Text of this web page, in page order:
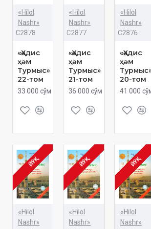
«Hilol
Nashr»
C2878
«Ҳәдис
ҳәм
Турмыс»
22-том
33 000 сўм
«Hilol
Nashr»
C2877
«Ҳәдис
ҳәм
Турмыс»
21-том
36 000 сўм
«Hilol
Nashr»
C2876
«Ҳәдис
ҳәм
20-том
41 000
ЙЎҚ
«Hilol
Nashr»
ЙЎҚ
«Hilol
Nashr»
ЙЎҚ
«Hilol
Nashr»